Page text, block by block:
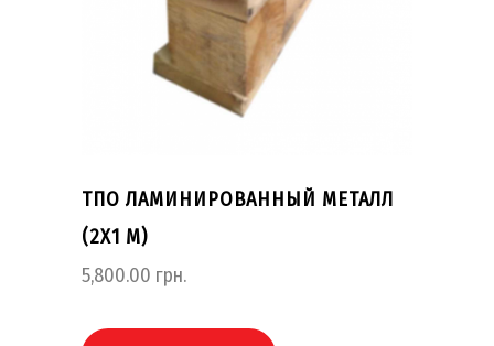
ТПО ЛАМИНИРОВАННЫЙ МЕТАЛЛ
(2Х1 М)
5,800.00 грн.